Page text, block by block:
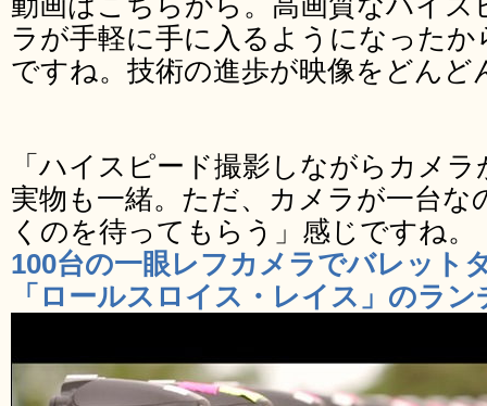
ラが手軽に手に入るようになった
ですね。技術の進歩が映像をどん
「ハイスピード撮影しながらカメ
実物も一緒。ただ、カメラが一台な
くのを待ってもらう」感じですね。
100台の一眼レフカメラでバレット
「ロールスロイス・レイス」のラ